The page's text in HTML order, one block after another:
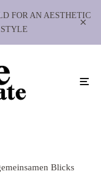
FOR AN AESTHETIC
Blicks